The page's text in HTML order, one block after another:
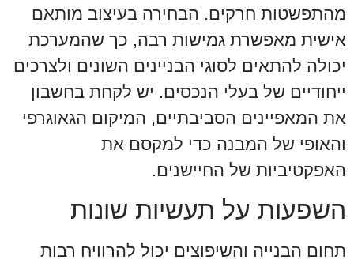
מהתפשטות חרקים. הבחירה בעיצוב מותאם
אישית מאפשרת גמישות רבה, כך שהמערכת
יכולה להתאים לסוגי הבניינים השונים ולצרכים
ייחודיים של בעלי הנכסים. יש לקחת בחשבון
את המאפיינים הסביבתיים, המיקום הגאוגרפי
והאופי של המבנה כדי למקסם את
האפקטיביות של החיישנים.
השפעות על תעשיות שונות
תחום הבנייה והשיפוצים יכול להרוויח רבות